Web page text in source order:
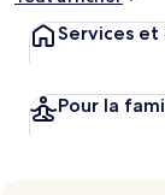
Services
Pour la